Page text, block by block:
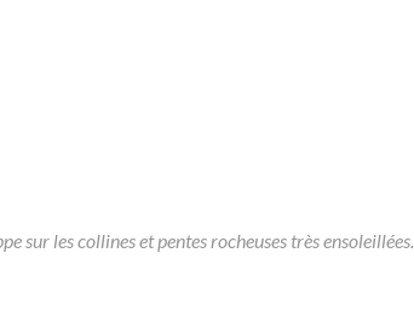
sur les collines et pentes rocheuses très ensoleillées.